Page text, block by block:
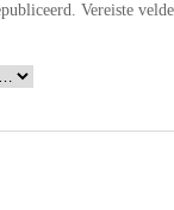
Vereiste